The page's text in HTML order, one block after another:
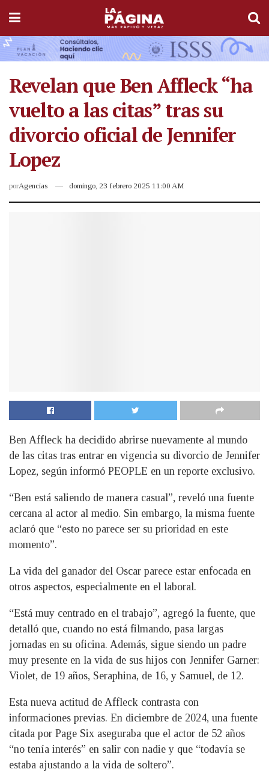
Revelan que Ben Affleck “ha
vuelto a las citas” tras su
divorcio oficial de Jennifer
Lopez
porAgencias domingo, 23 febrero 2025 11:00 AM
Ben Affleck ha decidido abrirse nuevamente al mundo
de las citas tras entrar en vigencia su divorcio de Jennifer
Lopez, según informó PEOPLE en un reporte exclusivo.
“Ben está saliendo de manera casual”, reveló una fuente
cercana al actor al medio. Sin embargo, la misma fuente
aclaró que “esto no parece ser su prioridad en este
momento”.
La vida del ganador del Oscar parece estar enfocada en
otros aspectos, especialmente en el laboral.
“Está muy centrado en el trabajo”, agregó la fuente, que
detalló que, cuando no está filmando, pasa largas
jornadas en su oficina. Además, sigue siendo un padre
muy presente en la vida de sus hijos con Jennifer Garner:
Violet, de 19 años, Seraphina, de 16, y Samuel, de 12.
Esta nueva actitud de Affleck contrasta con
informaciones previas. En diciembre de 2024, una fuente
citada por Page Six aseguraba que el actor de 52 años
“no tenía interés” en salir con nadie y que “todavía se
estaba ajustando a la vida de soltero”.